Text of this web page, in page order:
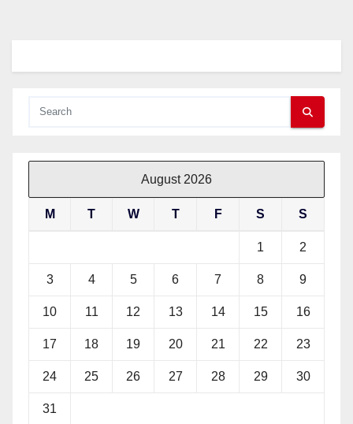
August 2026
M T W T F S S
1 2
3 4 5 6 7 8 9
10 11 12 13 14 15 16
17 18 19 20 21 22 23
24 25 26 27 28 29 30
31